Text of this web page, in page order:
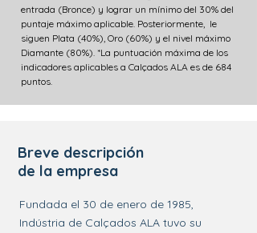
entrada (Bronce) y lograr un mínimo del 30% del
puntaje máximo aplicable. Posteriormente, le
siguen Plata (40%), Oro (60%) y el nivel máximo
Diamante (80%). *La puntuación máxima de los
indicadores aplicables a Calçados ALA es de 684
puntos.
Breve descripción
de la empresa
Fundada el 30 de enero de 1985,
Indústria de Calçados ALA tuvo su